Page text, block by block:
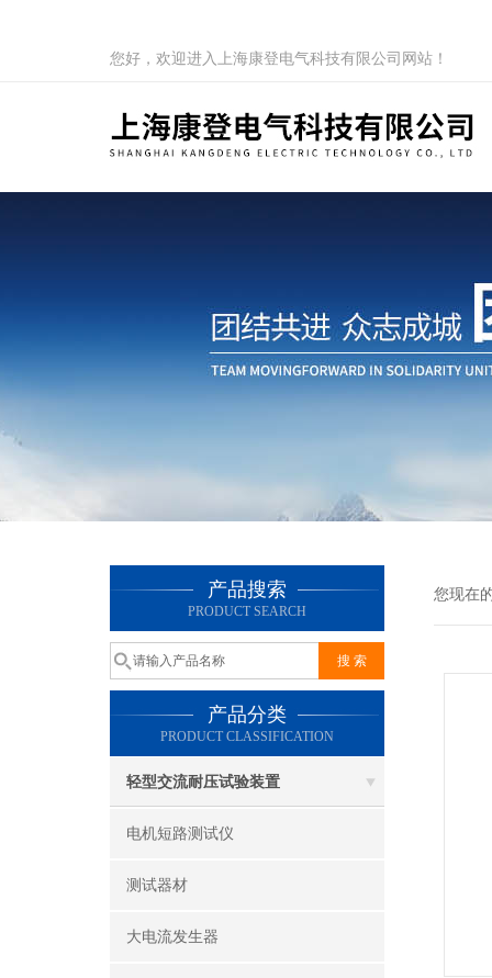
您好，欢迎进入上海康登电气科技有限公司网站！
产品搜索
PRODUCT SEARCH
产品分类
PRODUCT CLASSIFICATION
轻型交流耐压试验装置
电机短路测试仪
测试器材
大电流发生器
您现在